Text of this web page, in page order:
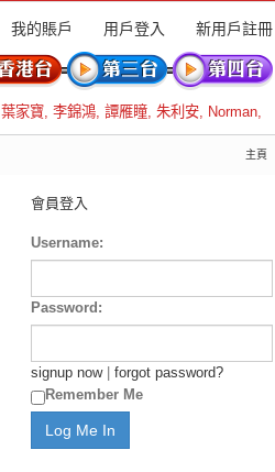
我的賬戶 用戶登入 新用戶註冊
葉家寶, 李錦鴻, 譚雁瞳, 朱利安, Norman,
主頁
會員登入
Username:
Password:
signup now| forgot password?
Remember Me